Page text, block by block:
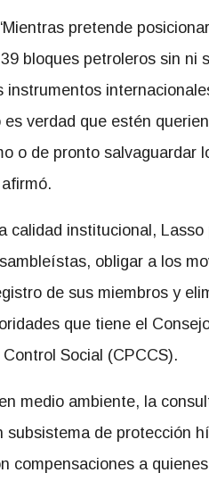
pretende
bloques petroleros sin ni
instrumentos
es verdad que estén
o de pronto salvaguardar
calidad institucional, Lasso
obligar a los
de sus miembros y
que tiene el
Social (CPCCS).
medio ambiente, la
subsistema de protección
compensaciones a